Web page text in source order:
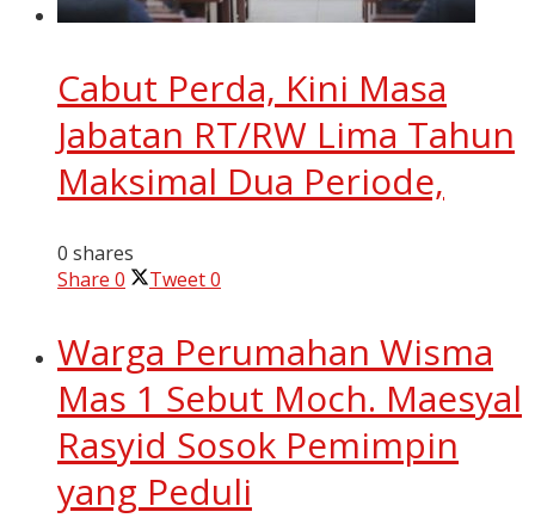
Cabut Perda, Kini Masa
Jabatan RT/RW Lima Tahun
Maksimal Dua Periode,
0 shares
Share 0 Tweet0
Warga Perumahan Wisma
Mas 1 Sebut Moch. Maesyal
Rasyid Sosok Pemimpin
yang Peduli